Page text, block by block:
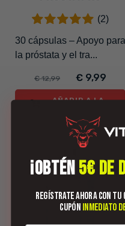
(2)
30 cápsulas – Apoyo para
la próstata y el tra...
€ 12,99 € 9,99
AÑADIR A LA
-40%
¡OBTÉN5€ DE
Regístrate ahora con
cupón inmediato